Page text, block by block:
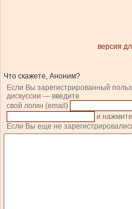
версия
Что скажете, Аноним?
Если Вы зарегистрированный
дискуссии — введите
свой логин (email)
и нажмите
Если Вы еще не